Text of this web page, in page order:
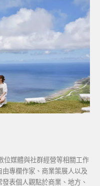
位媒體與社群經營等相關工作
專欄作家、商業策展人以及
表個人觀點於商業、地方、